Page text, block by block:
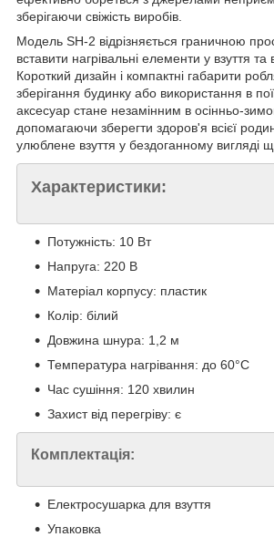
зберігаючи свіжість виробів.
Модель SH-2 відрізняється граничною
вставити нагрівальні елементи у взуття та
Короткий дизайн і компактні габарити
зберігання будинку або використання в
аксесуар стане незамінним в осінньо-
допомагаючи зберегти здоров'я всієї
улюблене взуття у бездоганному вигляді
Характеристики:
Потужність: 10 Вт
Напруга: 220 В
Матеріал корпусу: пластик
Колір: білий
Довжина шнура: 1,2 м
Температура нагрівання: до 60°C
Час сушіння: 120 хвилин
Захист від перегріву: є
Комплектація:
Електросушарка для взуття
Упаковка